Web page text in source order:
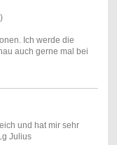
)
Ich werde die
auch gerne mal bei
und hat mir sehr
Julius